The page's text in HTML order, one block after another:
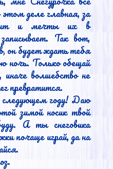
этом деле главная, за
и мечты их в
Так вот,
он будет ждать тебя
ночь. Только обещай
волшебство не
превратится.
году! Даю
зимой носик твой
А ты снеговика
почаще играй, да на